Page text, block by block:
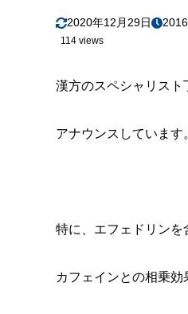
2020年12月29日
114 views
漢方のスペシャリスト
アナウンスしています
特に、エフェドリンを
カフェインとの相乗効